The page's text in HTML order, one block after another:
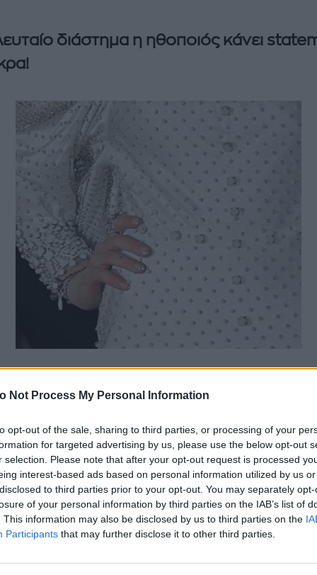
Not Process My Personal Information
opt-out of the sale, sharing to third parties, or processing of your
for targeted advertising by us, please use the below opt-out
selection. Please note that after your opt-out request is processed
interest-based ads based on personal information utilized by us
to third parties prior to your opt-out. You may separately
of your personal information by third parties on the IAB’s list of
This information may also be disclosed by us to third parties on the
Participants that may further disclose it to other third parties.
διάστημα η ηθοποιός κάνει
της, δείχνει τα νύχια της καθώς το τελευταίο
από τα ασφαλή, κλασικά μανικιούρ που έκανε
φορά, στην πρεμιέρα της ταινίας Les Miserables
εμφανίστηκε με μια"μεταλλική" εκδοχή του
τέλεια με τη Givenchy δημιουργία που
Η μανικιουρίστ Jenni Draper που το
τρία βερνίκια Mavala, τα οποία είναι
Point of View
ΑΠΟΣΤΟΛΟΠΟΥΛΟΥ
καλοκαιρινή
σαλάτα με
φέτα και φράουλες
A STORY BY KORI
ΔΑΦΝΗ ΚΑΡΑΒΟΚΥΡΗ
Nτίνα Νικολάου: «Όταν
έπαθα την πρώτη κρίση
πανικού νόμιζα πως θα
πεθάνω»